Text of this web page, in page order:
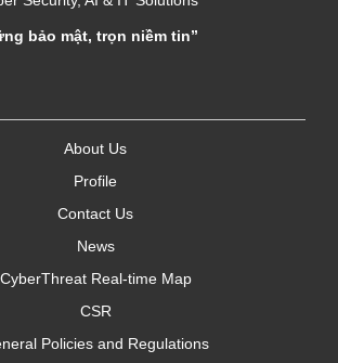
bảo mật, trọn niềm tin”
About Us
Profile
Contact Us
News
CyberThreat Real-time Map
CSR
Policies and Regulations